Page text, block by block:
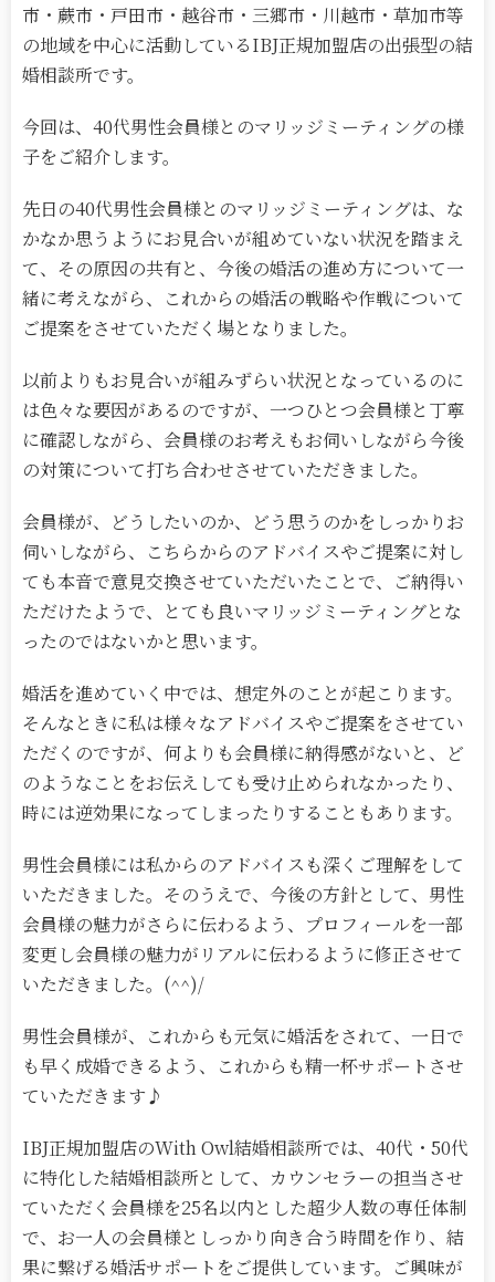
市・蕨市・戸田市・越谷市・三郷市・川越市・草加市等
の地域を中心に活動しているIBJ正規加盟店の出張型の結
婚相談所です。
今回は、40代男性会員様とのマリッジミーティングの様
子をご紹介します。
先日の40代男性会員様とのマリッジミーティングは、な
かなか思うようにお見合いが組めていない状況を踏まえ
て、その原因の共有と、今後の婚活の進め方について一
緒に考えながら、これからの婚活の戦略や作戦について
ご提案をさせていただく場となりました。
以前よりもお見合いが組みずらい状況となっているのに
は色々な要因があるのですが、一つひとつ会員様と丁寧
に確認しながら、会員様のお考えもお伺いしながら今後
の対策について打ち合わせさせていただきました。
会員様が、どうしたいのか、どう思うのかをしっかりお
伺いしながら、こちらからのアドバイスやご提案に対し
ても本音で意見交換させていただいたことで、ご納得い
ただけたようで、とても良いマリッジミーティングとな
ったのではないかと思います。
婚活を進めていく中では、想定外のことが起こります。
そんなときに私は様々なアドバイスやご提案をさせてい
ただくのですが、何よりも会員様に納得感がないと、ど
のようなことをお伝えしても受け止められなかったり、
時には逆効果になってしまったりすることもあります。
男性会員様には私からのアドバイスも深くご理解をして
いただきました。そのうえで、今後の方針として、男性
会員様の魅力がさらに伝わるよう、プロフィールを一部
変更し会員様の魅力がリアルに伝わるように修正させて
いただきました。(^^)/
男性会員様が、これからも元気に婚活をされて、一日で
も早く成婚できるよう、これからも精一杯サポートさせ
ていただきます♪
IBJ正規加盟店のWith Owl結婚相談所では、40代・50代
に特化した結婚相談所として、カウンセラーの担当させ
ていただく会員様を25名以内とした超少人数の専任体制
で、お一人の会員様としっかり向き合う時間を作り、結
果に繋げる婚活サポートをご提供しています。ご興味が